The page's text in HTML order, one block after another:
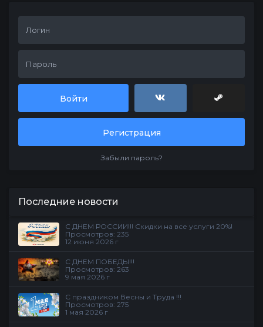
Войти
Регистрация
Забыли пароль?
Последние новости
С ДНЕМ РОССИИ!!! Скидки на все услуги 20%!
Просмотров: 235
12 июня 2026 г
С ДНЕМ ПОБЕДЫ!!!
Просмотров: 263
9 мая 2026 г
С праздником Весны и Труда !!!
Просмотров: 275
1 мая 2026 г